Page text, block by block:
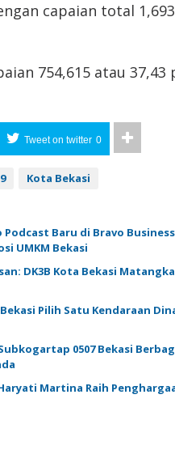
capaian total
754,615 atau 37,43
Tweet on twitter 0
Kota Bekasi
Podcast Baru di Bravo
UMKM Bekasi
DK3B Kota Bekasi
Pilih Satu Kendaraan
0507 Bekasi
Martina Raih